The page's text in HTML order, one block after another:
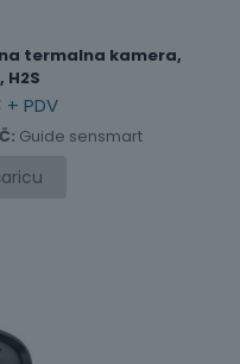
termalna kamera,
H2S
+ PDV
Guide sensmart